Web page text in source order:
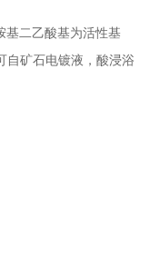
基二乙酸基为活性基
自矿石电镀液，酸浸浴